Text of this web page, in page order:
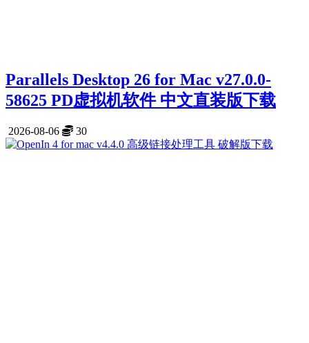
Parallels Desktop 26 for Mac v27.0.0-
58625 PD虚拟机软件 中文直装版下载
2026-08-06 30